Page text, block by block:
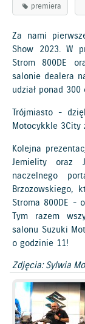
premiera
Za nami
Show 2023. W
Strom 800DE
salonie dealera
udział ponad 300
Trójmiasto -
Motocykkle 3City
Kolejna
Jemielity oraz
naczelnego
Brzozowskiego,
Stroma 800DE -
Tym razem
salonu Suzuki
o godzinie 11!
Zdjęcia: Sylwia